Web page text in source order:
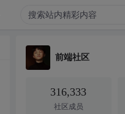
前端社区
316,333
社区成员